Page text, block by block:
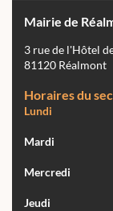
Mairie de
3 rue de l'Hôtel
81120 Réalmont
Horaires du
Lundi
Mardi
Mercredi
Jeudi